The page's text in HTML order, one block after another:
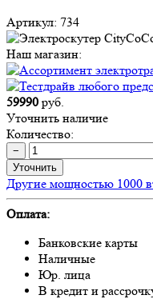
Артикул: 734
Наш магазин:
59990 руб.
Уточнить наличие
Количество:
−
Уточнить
Другие мощностью 1000
Оплата:
Банковские карты
Наличные
Юр. лица
В кредит и